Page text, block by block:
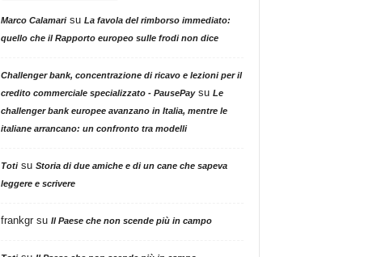
Marco Calamarisu La favola del rimborso immediato:
quello che il Rapporto europeo sulle frodi non dice
Challenger bank, concentrazione di ricavo e lezioni per il
credito commerciale specializzato - PausePaysu Le
challenger bank europee avanzano in Italia, mentre le
italiane arrancano: un confronto tra modelli
Totisu Storia di due amiche e di un cane che sapeva
leggere e scrivere
frankgrsu Il Paese che non scende più in campo